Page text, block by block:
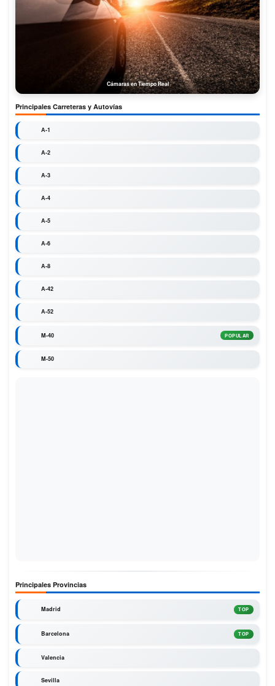
Cámaras en Tiempo Real
Principales Carreteras y Autovías
A-1
A-2
A-3
A-4
A-5
A-6
A-8
A-42
A-52
M-40 POPULAR
M-50
Principales Provincias
Madrid TOP
Barcelona TOP
Valencia
Sevilla